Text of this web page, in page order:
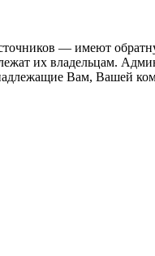
— имеют
их владельцам.
Вам, Вашей